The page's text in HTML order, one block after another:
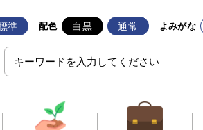
準 配色 白黒 通常 よみがな